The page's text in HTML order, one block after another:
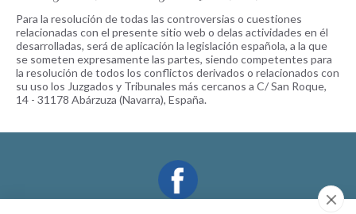
Para la resolución de todas las controversias o cuestiones
relacionadas con el presente sitio web o delas actividades en él
desarrolladas, será de aplicación la legislación española, a la que
se someten expresamente las partes, siendo competentes para
la resolución de todos los conflictos derivados o relacionados con
su uso los Juzgados y Tribunales más cercanos a C/ San Roque,
14 - 31178 Abárzuza (Navarra), España.